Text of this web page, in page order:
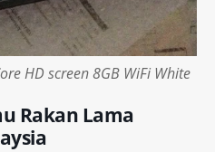
HD screen 8GB WiFi White
Rakan Lama